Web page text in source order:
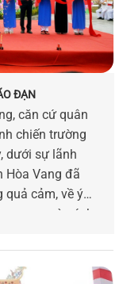
ĐẠN
căn cứ quân
chiến trường
dưới sự lãnh
Hòa Vang đã
quả cảm, về ý
ngọn cờ cách
vững ngọn cờ
liệt nhất của